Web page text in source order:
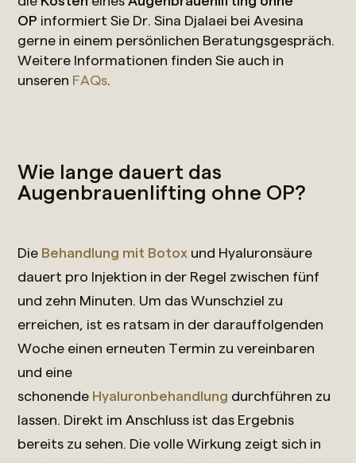
OP informiert Sie Dr. Sina Djalaei bei Avesina
gerne in einem persönlichen Beratungsgespräch.
Weitere Informationen finden Sie auch in
unseren FAQs.
Wie lange dauert das
Augenbrauenlifting ohne OP?
Die Behandlung mit Botox und Hyaluronsäure
dauert pro Injektion in der Regel zwischen fünf
und zehn Minuten. Um das Wunschziel zu
erreichen, ist es ratsam in der darauffolgenden
Woche einen erneuten Termin zu vereinbaren
und eine
schonende Hyaluronbehandlung durchführen zu
lassen. Direkt im Anschluss ist das Ergebnis
bereits zu sehen. Die volle Wirkung zeigt sich in